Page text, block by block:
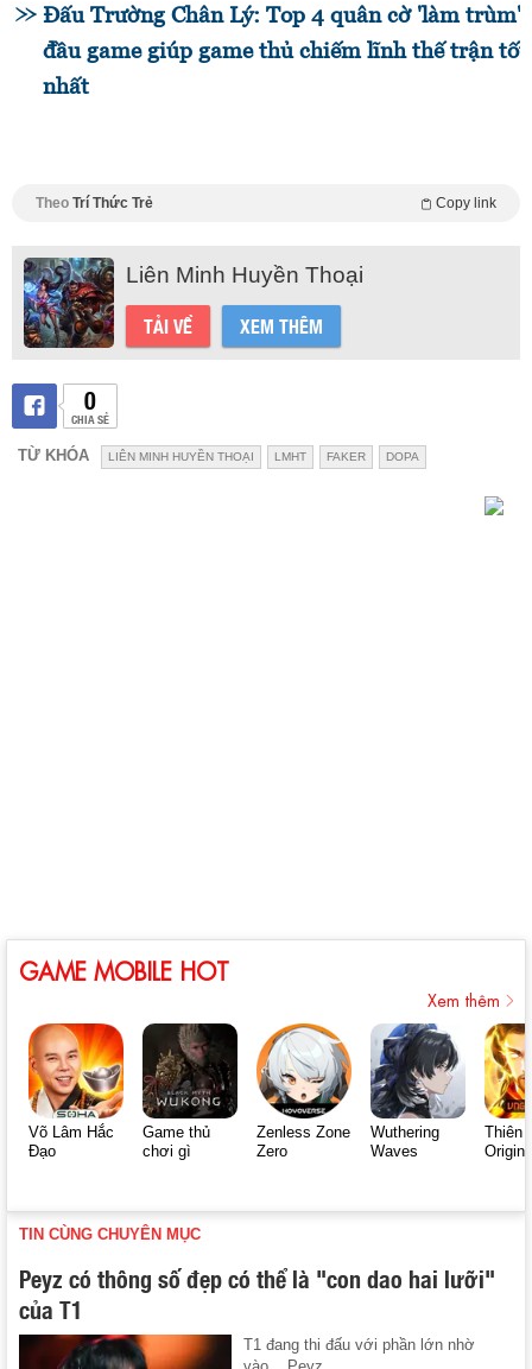
Đấu Trường Chân Lý: Top 4 quân cờ 'làm trùm'
đầu game giúp game thủ chiếm lĩnh thế trận tốt
nhất
Theo Trí Thức Trẻ Copy link
Liên Minh Huyền Thoại
TẢI VỀ XEM THÊM
0
CHIA SẺ
TỪ KHÓA LIÊN MINH HUYỀN THOẠI LMHT FAKER DOPA
GAME MOBILE HOT
Xem thêm
Võ Lâm Hắc
Đạo
Game thủ
chơi gì
Zenless Zone
Zero
Wuthering
Waves
Thiên
Origin
TIN CÙNG CHUYÊN MỤC
Peyz có thông số đẹp có thể là "con dao hai lưỡi"
của T1
T1 đang thi đấu với phần lớn nhờ